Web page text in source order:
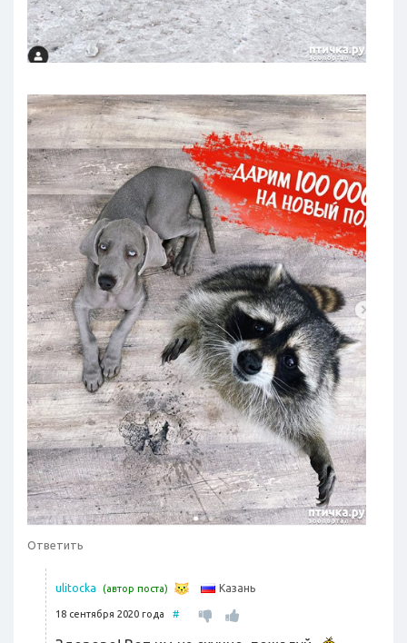
Ответить
ulitocka (автор поста) Казань
18 сентября 2020 года #